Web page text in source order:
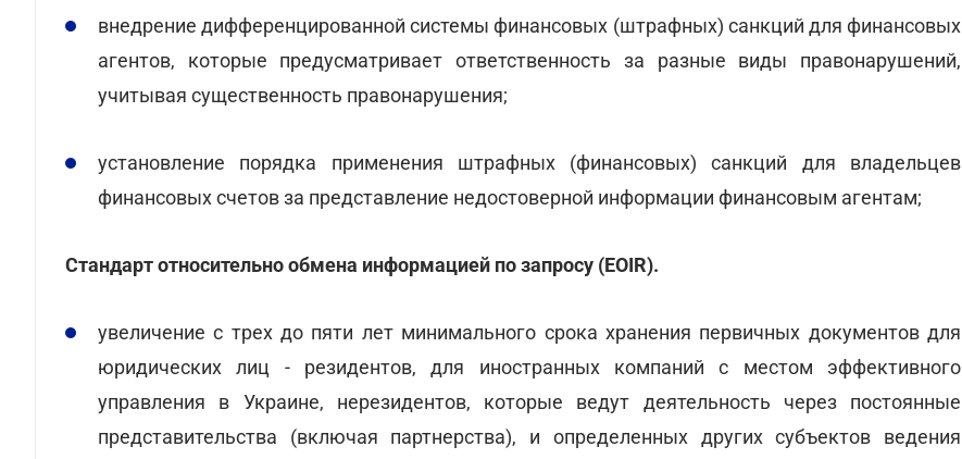
внедрение дифференцированной системы финансовых (штрафных) санкций для финансовых
агентов, которые предусматривает ответственность за разные виды правонарушений,
учитывая существенность правонарушения;
установление порядка применения штрафных (финансовых) санкций для владельцев
финансовых счетов за представление недостоверной информации финансовым агентам;
Стандарт относительно обмена информацией по запросу (EOIR).
увеличение с трех до пяти лет минимального срока хранения первичных документов для
юридических лиц - резидентов, для иностранных компаний с местом эффективного
управления в Украине, нерезидентов, которые ведут деятельность через постоянные
представительства (включая партнерства), и определенных других субъектов ведения